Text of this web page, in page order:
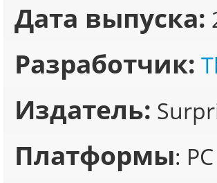
Дата выпуска:
Разработчик:
Издатель:
Платформы: PC